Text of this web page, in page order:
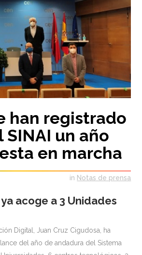
han registrado
un año
en marcha
in Notas de prensa
acoge a 3 Unidades
Digital, Juan Cruz Cigudosa, ha
del año de andadura del Sistema